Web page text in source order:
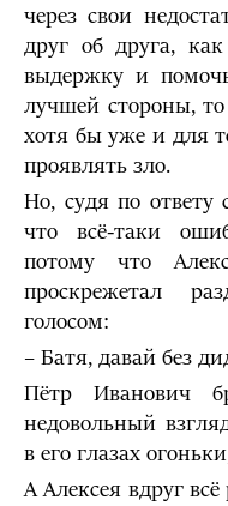
через свои
друг об друга,
выдержку и
лучшей стороны,
хотя бы уже и для
проявлять зло.
Но, судя по
что всё-таки
потому что
проскрежетал
голосом:
– Батя, давай без
Пётр Иванович
недовольный
в его глазах
А Алексея вдруг